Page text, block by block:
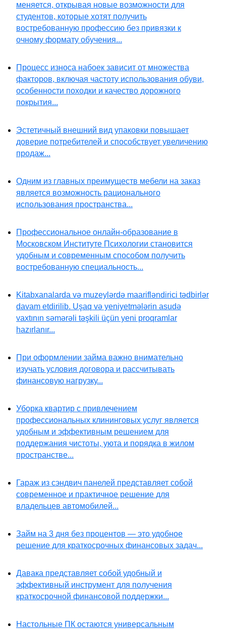
меняется, открывая новые возможности для
студентов, которые хотят получить
востребованную профессию без привязки к
очному формату обучения...
Процесс износа набоек зависит от множества
факторов, включая частоту использования обуви,
особенности походки и качество дорожного
покрытия...
Эстетичный внешний вид упаковки повышает
доверие потребителей и способствует увеличению
продаж...
Одним из главных преимуществ мебели на заказ
является возможность рационального
использования пространства...
Профессиональное онлайн-образование в
Московском Институте Психологии становится
удобным и современным способом получить
востребованную специальность...
Kitabxanalarda və muzeylərdə maarifləndirici tədbirlər
davam etdirilib. Uşaq və yeniyetmələrin asudə
vaxtının səmərəli təşkili üçün yeni proqramlar
hazırlanır...
При оформлении займа важно внимательно
изучать условия договора и рассчитывать
финансовую нагрузку...
Уборка квартир с привлечением
профессиональных клининговых услуг является
удобным и эффективным решением для
поддержания чистоты, уюта и порядка в жилом
пространстве...
Гараж из сэндвич панелей представляет собой
современное и практичное решение для
владельцев автомобилей...
Займ на 3 дня без процентов — это удобное
решение для краткосрочных финансовых задач...
Давака представляет собой удобный и
эффективный инструмент для получения
краткосрочной финансовой поддержки...
Настольные ПК остаются универсальным